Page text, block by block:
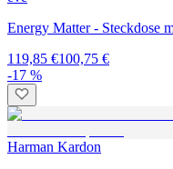
Energy Matter - Steckdose
119,85 €100,75 €
-17 %
Harman Kardon